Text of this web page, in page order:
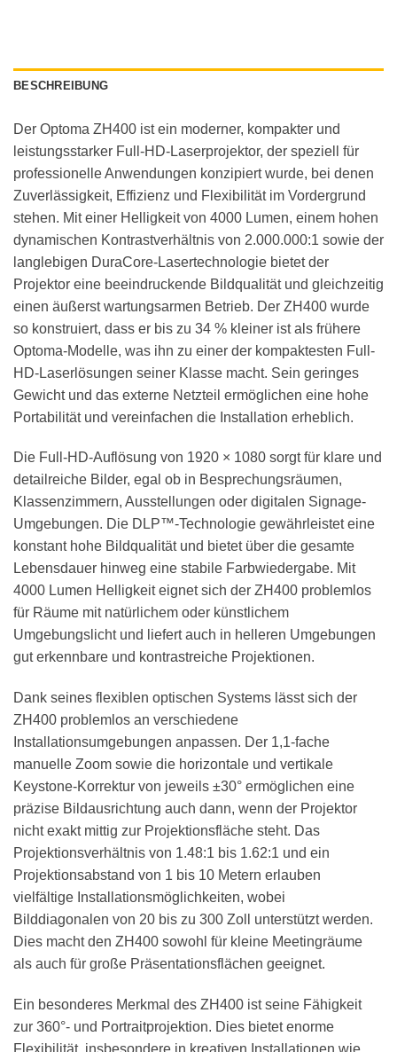
BESCHREIBUNG
Der Optoma ZH400 ist ein moderner, kompakter und
leistungsstarker Full-HD-Laserprojektor, der speziell für
professionelle Anwendungen konzipiert wurde, bei denen
Zuverlässigkeit, Effizienz und Flexibilität im Vordergrund
stehen. Mit einer Helligkeit von 4000 Lumen, einem hohen
dynamischen Kontrastverhältnis von 2.000.000:1 sowie der
langlebigen DuraCore-Lasertechnologie bietet der
Projektor eine beeindruckende Bildqualität und gleichzeitig
einen äußerst wartungsarmen Betrieb. Der ZH400 wurde
so konstruiert, dass er bis zu 34 % kleiner ist als frühere
Optoma-Modelle, was ihn zu einer der kompaktesten Full-
HD-Laserlösungen seiner Klasse macht. Sein geringes
Gewicht und das externe Netzteil ermöglichen eine hohe
Portabilität und vereinfachen die Installation erheblich.
Die Full-HD-Auflösung von 1920 × 1080 sorgt für klare und
detailreiche Bilder, egal ob in Besprechungsräumen,
Klassenzimmern, Ausstellungen oder digitalen Signage-
Umgebungen. Die DLP™-Technologie gewährleistet eine
konstant hohe Bildqualität und bietet über die gesamte
Lebensdauer hinweg eine stabile Farbwiedergabe. Mit
4000 Lumen Helligkeit eignet sich der ZH400 problemlos
für Räume mit natürlichem oder künstlichem
Umgebungslicht und liefert auch in helleren Umgebungen
gut erkennbare und kontrastreiche Projektionen.
Dank seines flexiblen optischen Systems lässt sich der
ZH400 problemlos an verschiedene
Installationsumgebungen anpassen. Der 1,1-fache
manuelle Zoom sowie die horizontale und vertikale
Keystone-Korrektur von jeweils ±30° ermöglichen eine
präzise Bildausrichtung auch dann, wenn der Projektor
nicht exakt mittig zur Projektionsfläche steht. Das
Projektionsverhältnis von 1.48:1 bis 1.62:1 und ein
Projektionsabstand von 1 bis 10 Metern erlauben
vielfältige Installationsmöglichkeiten, wobei
Bilddiagonalen von 20 bis zu 300 Zoll unterstützt werden.
Dies macht den ZH400 sowohl für kleine Meetingräume
als auch für große Präsentationsflächen geeignet.
Ein besonderes Merkmal des ZH400 ist seine Fähigkeit
zur 360°- und Portraitprojektion. Dies bietet enorme
Flexibilität, insbesondere in kreativen Installationen wie